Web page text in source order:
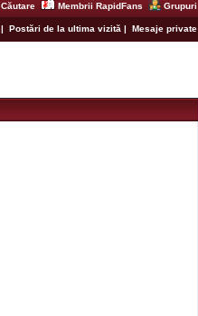
Căutare Membrii RapidFans Grupuri
| Postări de la ultima vizită | Mesaje private